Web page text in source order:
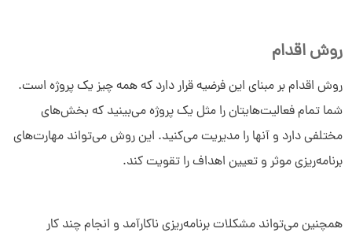
روش اقدام
روش اقدام بر مبنای این فرضیه قرار دارد که همه چیز یک پروژه است.
شما تمام فعالیت‌هایتان را مثل یک پروژه می‌بینید که بخش‌های
مختلفی دارد و آنها را مدیریت می‌کنید. این روش می‌تواند مهارت‌های
برنامه‌ریزی موثر و تعیین اهداف را تقویت کند.
همچنین می‌تواند مشکلات برنامه‌ریزی ناکارآمد و انجام چند کار